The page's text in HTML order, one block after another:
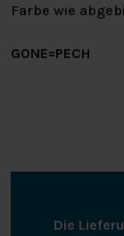
Farbe wie
GONE=PECH
Die